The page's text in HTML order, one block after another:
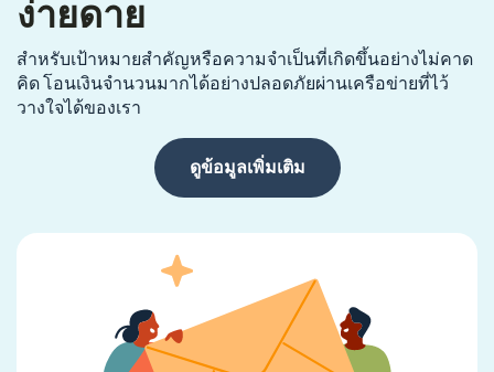
ง่ายดาย
สำหรับเป้าหมายสำคัญหรือความจำเป็นที่เกิดขึ้นอย่างไม่คาด
คิด โอนเงินจำนวนมากได้อย่างปลอดภัยผ่านเครือข่ายที่ไว้
วางใจได้ของเรา
ดูข้อมูลเพิ่มเติม